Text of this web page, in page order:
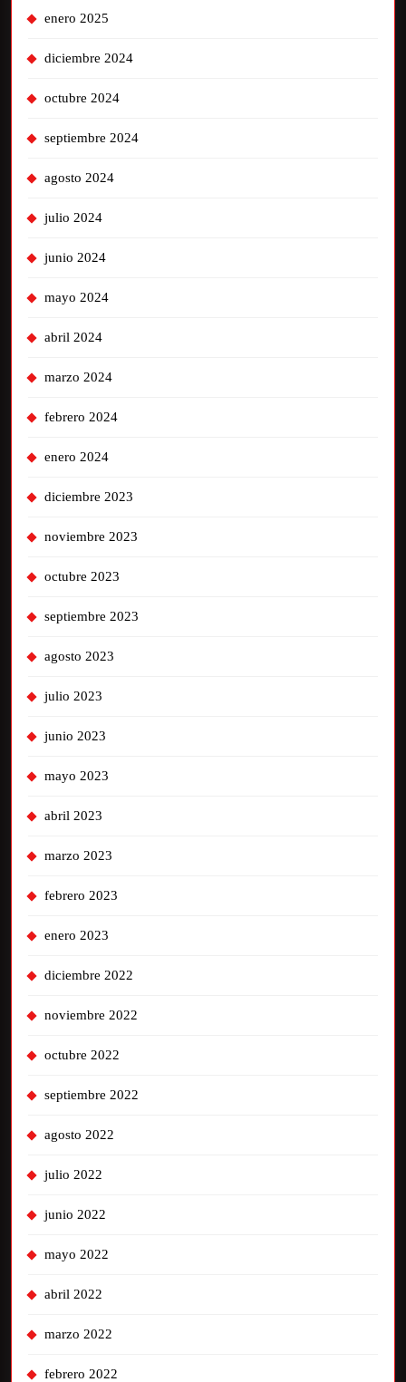
enero 2025
diciembre 2024
octubre 2024
septiembre 2024
agosto 2024
julio 2024
junio 2024
mayo 2024
abril 2024
marzo 2024
febrero 2024
enero 2024
diciembre 2023
noviembre 2023
octubre 2023
septiembre 2023
agosto 2023
julio 2023
junio 2023
mayo 2023
abril 2023
marzo 2023
febrero 2023
enero 2023
diciembre 2022
noviembre 2022
octubre 2022
septiembre 2022
agosto 2022
julio 2022
junio 2022
mayo 2022
abril 2022
marzo 2022
febrero 2022